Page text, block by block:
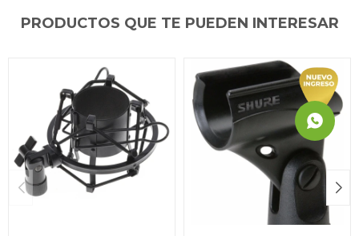
PRODUCTOS QUE TE PUEDEN INTERESAR